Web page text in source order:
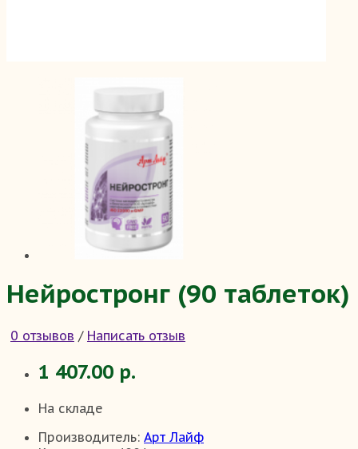
Нейростронг (90 таблеток)
0 отзывов / Написать отзыв
1 407.00 р.
На складе
Производитель: Арт Лайф